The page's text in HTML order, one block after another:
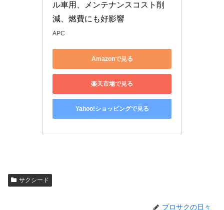
ル車用、メンテナンスコスト削
減、燃費にも好影響
APC
Amazonで見る
楽天市場で見る
Yahoo!ショッピングで見る
サクシード
プロサクの日々